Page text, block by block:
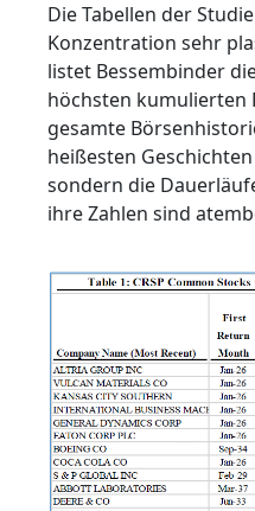
Die Tabellen der
Konzentration sehr
listet Bessembinder
höchsten kumulierten
gesamte
heißesten
sondern die
ihre Zahlen sind